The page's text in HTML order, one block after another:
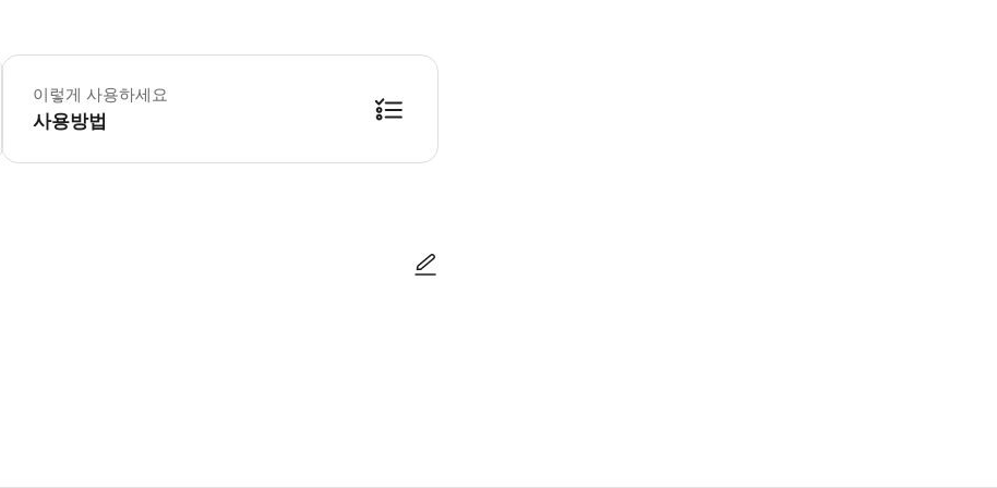
원활한 시작을 위해 5분 일찍 도착해주세요. 이 활동은 Trí Long Coffee – 88 Phan Châu Trinh, Hội An에서 진행됩니다. 빨간 모자를 쓰고 커피숍 밖에 서
이렇게 사용하세요
사용방법